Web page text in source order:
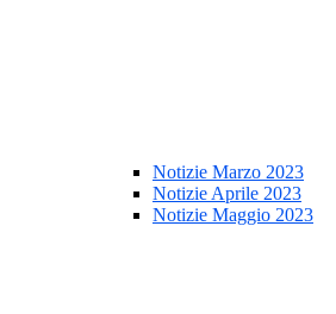
Notizie Marzo 2023
Notizie Aprile 2023
Notizie Maggio 2023